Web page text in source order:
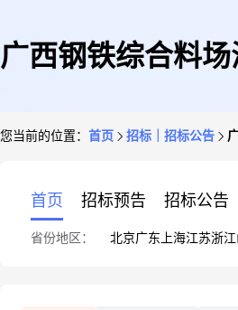
广西钢铁综合料
您当前的位置： 首页 招标｜招标公告
首页 招标预告 招标公告
省份地区： 北京广东 上海江苏浙江